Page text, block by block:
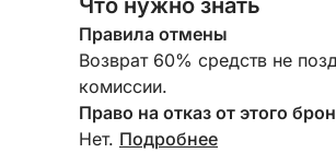
Что нужно знать
Правила отмены
Возврат 60% средств не
комиссии.
Право на отказ от этого
Нет. Подробнее